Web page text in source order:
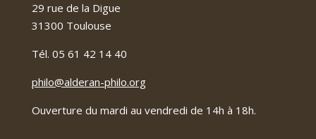
29 rue de la Digue
31300 Toulouse
Tél. 05 61 42 14 40
philo@alderan-philo.org
Ouverture du mardi au vendredi de 14h à 18h.